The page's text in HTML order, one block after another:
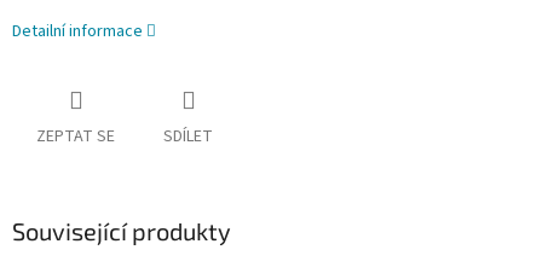
Detailní informace
ZEPTAT SE SDÍLET
Související produkty